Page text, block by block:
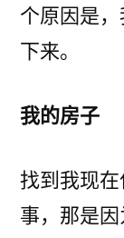
个原因是
下来。
我的房子
找到我现
事，那是